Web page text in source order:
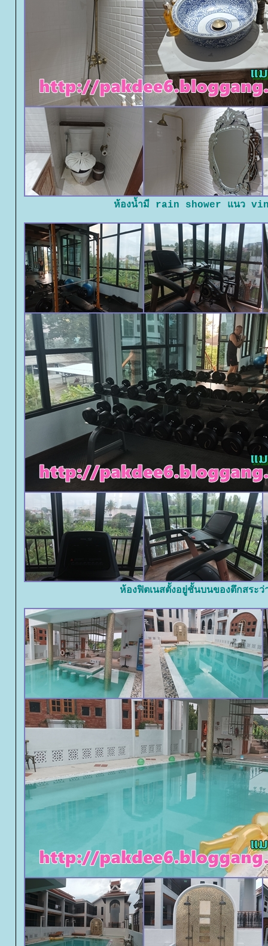
ห้องน้ำมี rain shower แนว
ห้องฟิตเนสตั้งอยู่ชั้นบนของตึกสระว่